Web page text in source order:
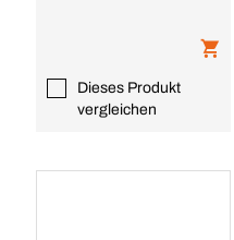
Dieses Produkt
vergleichen